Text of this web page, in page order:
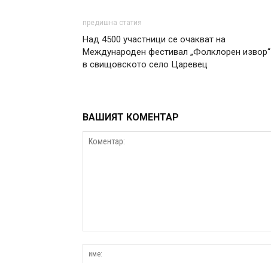
предишна статия
Над 4500 участници се очакват на
Международен фестивал „Фолклорен извор“
в свищовското село Царевец
ВАШИЯТ КОМЕНТАР